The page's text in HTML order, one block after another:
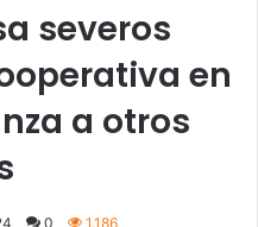
severos
en
a otros
0 1.186